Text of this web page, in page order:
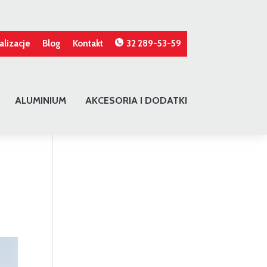
Blog Kontakt 32 289-53-59
ALUMINIUM AKCESORIA I DODATKI